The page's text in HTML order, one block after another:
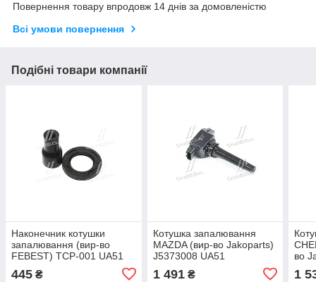
Повернення товару впродовж 14 днів за домовленістю
Всі умови повернення
Подібні товари компанії
Наконечник котушки
запалювання (вир-во
FEBEST) TCP-001 UA51
445 ₴
Котушка запалювання
MAZDA (вир-во Jakoparts)
J5373008 UA51
1 491₴
во
1